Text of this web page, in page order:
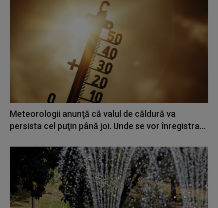
Meteorologii anunţă că valul de căldură va
persista cel puţin până joi. Unde se vor înregistra...